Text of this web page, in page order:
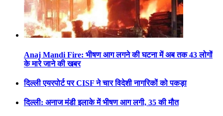
Anaj Mandi Fire: भीषण आग लगने की घटना में अब तक 43 लोगों
के मारे जाने की खबर
दिल्ली एयरपोर्ट पर CISF ने चार विदेशी नागरिकों को पकड़ा
दिल्ली: अनाज मंडी इलाके में भीषण आग लगी, 35 की मौत